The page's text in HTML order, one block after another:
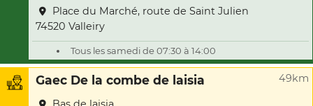
Place du Marché, route de Saint Julien
74520 Valleiry
Tous les samedi de 07:30 à 14:00
Gaec De la combe de laisia 49km